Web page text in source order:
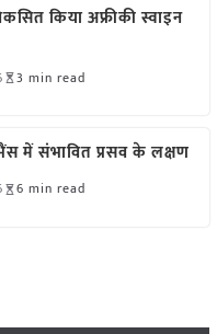
किया अफ्रीकी स्वाइन
3 min read
में संभावित प्रसव के लक्षण
6 min read